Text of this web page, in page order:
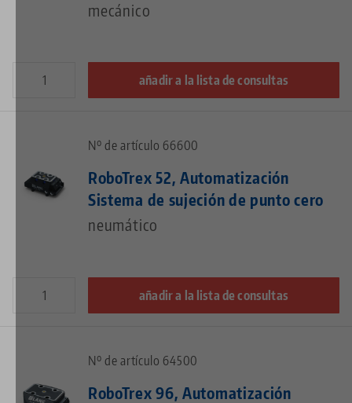
mecánico
añadir a la lista de consultas
Nº de artículo 66600
RoboTrex 52, Automatización
Sistema de sujeción de punto cero
neumático
añadir a la lista de consultas
Nº de artículo 64500
RoboTrex 96, Automatización